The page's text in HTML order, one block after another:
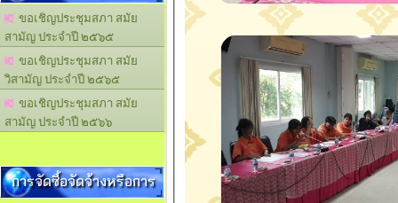
ขอเชิญประชุมสภา สมัย
สามัญ ประจำปี ๒๕๖๕
ขอเชิญประชุมสภา สมัย
วิสามัญ ประจำปี ๒๕๖๕
ขอเชิญประชุมสภา สมัย
สามัญ ประจำปี ๒๕๖๖
การจัดซื้อจัดจ้างหรือการ